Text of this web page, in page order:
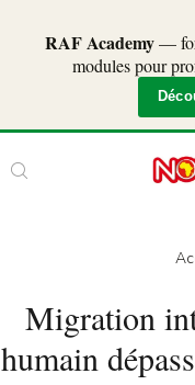
RAF Academy—
modules pour
Migration
humain